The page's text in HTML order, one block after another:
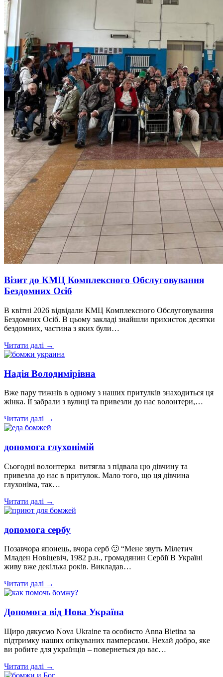
Візит до КМЦ Комплексного Обслуговування
Бездомних Осіб
В квітні 2026 відвідали КМЦ Комплексного Обслуговування
Бездомних Осіб. В цьому закладі знайшли прихисток десятки
бездомних, частина з яких були…
Читати далі →
Надія Володимірівна
Вже пару тижнів в одному з наших притулків знаходиться ця
жінка. Її забрали з вулиці та привезли до нас волонтери,…
Читати далі →
допомога глухонімій
Сьогодні волонтерка витягла з підвала цю дівчину та
привезла до нас в притулок. Мало того, що ця дівчина
глухоніма, так…
Читати далі →
допомога сербу
Позавчора японець, вчора серб 🙂 “Мене звуть Мілетич
Младен Новіцевіч, 1982 р.н., громадянин Сербії В Україні
живу вже декілька років. Викладав…
Читати далі →
Допомога від Нова Україна
Щиро дякуємо Nova Ukraine та особисто Anna Bietina за
підтримку наших опікуваних памперсами. Нехай добро, яке
ви робите для українців – повернеться до вас…
Читати далі →